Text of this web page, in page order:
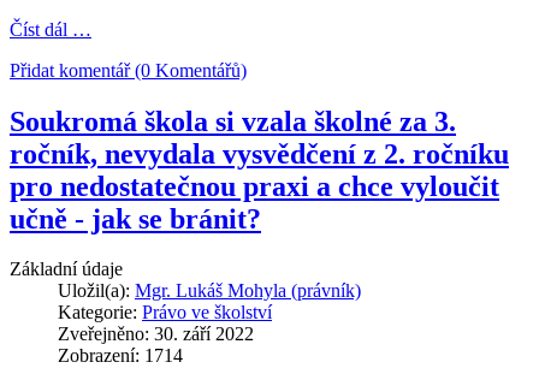
Číst dál …
Přidat komentář (0 Komentářů)
Soukromá škola si vzala školné za 3.
ročník, nevydala vysvědčení z 2. ročníku
pro nedostatečnou praxi a chce vyloučit
učně - jak se bránit?
Základní údaje
Uložil(a): Mgr. Lukáš Mohyla (právník)
Kategorie: Právo ve školství
Zveřejněno: 30. září 2022
Zobrazení: 1714